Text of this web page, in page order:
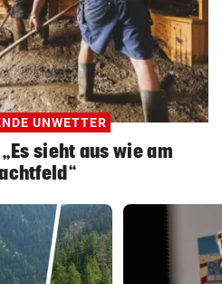
UNWETTER
sieht aus wie am